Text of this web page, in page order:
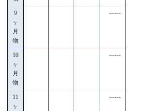
9
ヶ
月
物
------
10
ヶ
月
物
------
11
ヶ
------